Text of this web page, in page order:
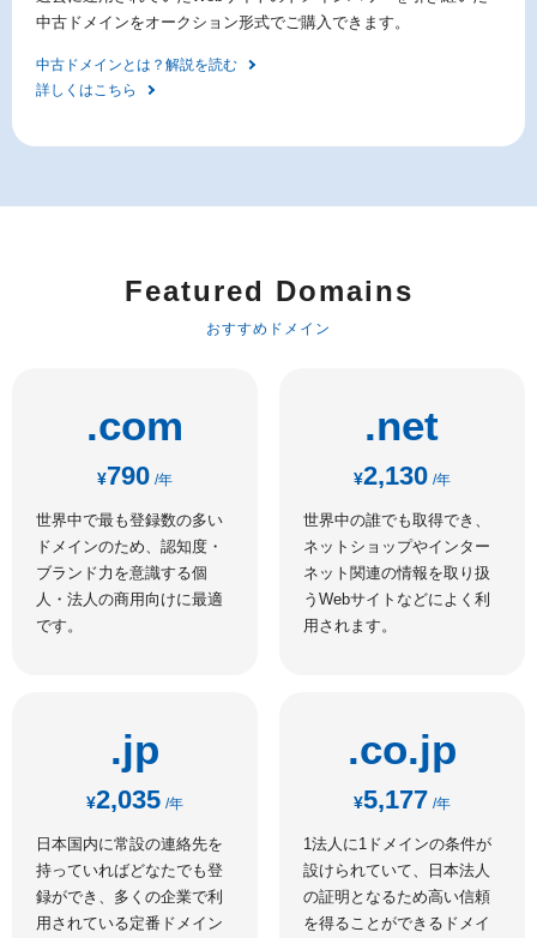
中古ドメインをオークション形式でご購入できます。
中古ドメインとは？解説を読む
詳しくはこちら
Featured Domains
おすすめドメイン
.com
¥790 /年
世界中で最も登録数の多い
ドメインのため、認知度・
ブランド力を意識する個
人・法人の商用向けに最適
です。
.net
¥2,130 /年
世界中の誰でも取得でき、
ネットショップやインター
ネット関連の情報を取り扱
うWebサイトなどによく利
用されます。
.jp
¥2,035 /年
日本国内に常設の連絡先を
持っていればどなたでも登
録ができ、多くの企業で利
用されている定番ドメイン
.co.jp
¥5,177 /年
1法人に1ドメインの条件が
設けられていて、日本法人
の証明となるため高い信頼
を得ることができるドメイ